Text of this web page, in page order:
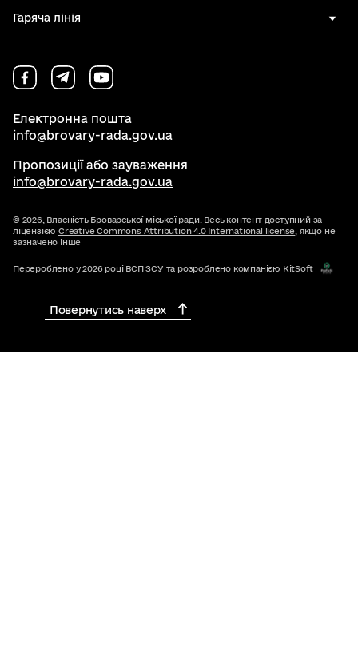
Гаряча лінія
Електронна пошта
info@brovary-rada.gov.ua
Пропозиції або зауваження
info@brovary-rada.gov.ua
© 2026, Власність Броварської міської ради. Весь контент доступний за
ліцензією Creative Commons Attribution 4.0 International license , якщо не
зазначено інше
Перероблено у 2026 році ВСП ЗСУ та розроблено компанією KitSoft
Повернутись наверх